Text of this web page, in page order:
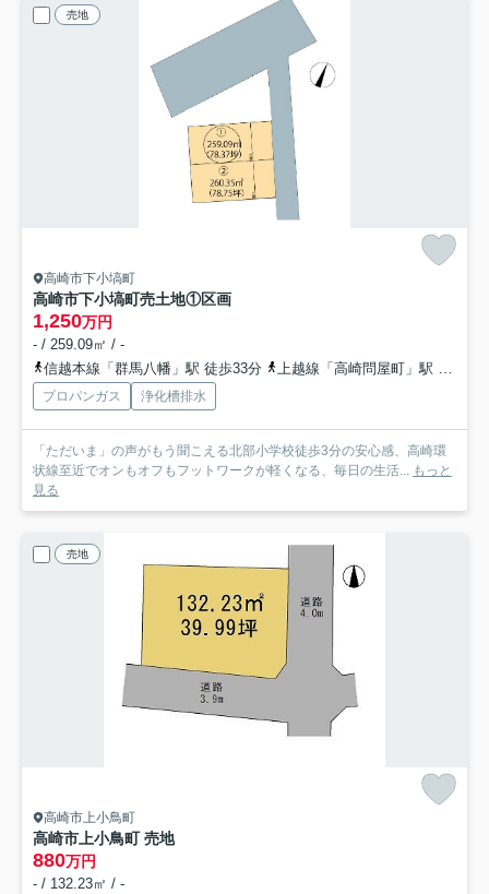
売地
高崎市下小塙町
高崎市下小塙町売土地①区画
1,250万円
- / 259.09㎡ / -
信越本線「群馬八幡」駅 徒歩33分
上越線「高崎問屋町」駅 徒歩56分
プロパンガス 浄化槽排水
「ただいま」の声がもう聞こえる北部小学校徒歩3分の安心感、高崎環
状線至近でオンもオフもフットワークが軽くなる、毎日の生活... もっと
見る
売地
高崎市上小鳥町
高崎市上小鳥町 売地
880万円
- / 132.23㎡ / -